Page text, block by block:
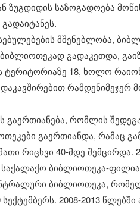
ზუგდიდის საზოგადოება
მშენებლობა,
გადაკეთდა,
ტერიტორიაზე 18, ხოლო
რომლის
გაერთიანდა, რამაც
რიცხვი 40-მდე
საქალაქო ბიბლიოთეკა-
ბიბლიოთეკა,
2008-2013